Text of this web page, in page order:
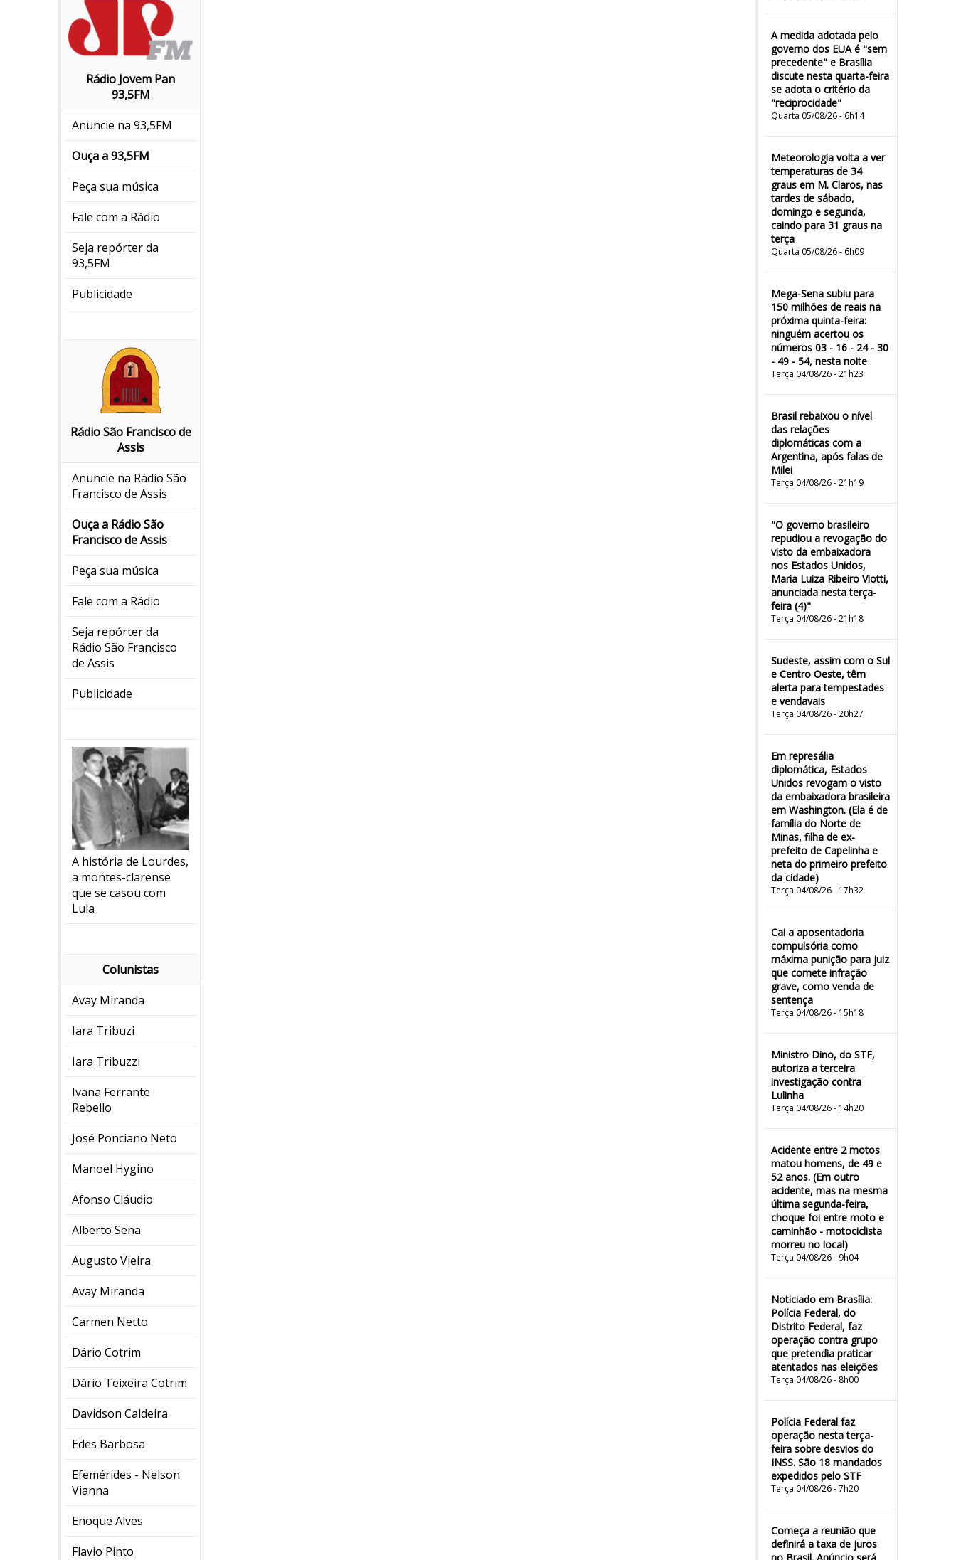
Rádio Jovem Pan
93,5FM
Anuncie na 93,5FM
Ouça a 93,5FM
Peça sua música
Fale com a Rádio
Seja repórter da
93,5FM
Publicidade
Rádio São Francisco de
Assis
Anuncie na Rádio São
Francisco de Assis
Ouça a Rádio São
Francisco de Assis
Peça sua música
Fale com a Rádio
Seja repórter da
Rádio São Francisco
de Assis
Publicidade
A história de Lourdes,
a montes-clarense
que se casou com
Lula
Colunistas
Avay Miranda
Iara Tribuzi
Iara Tribuzzi
Ivana Ferrante
Rebello
José Ponciano Neto
Manoel Hygino
Afonso Cláudio
Alberto Sena
Augusto Vieira
Avay Miranda
Carmen Netto
Dário Cotrim
Dário Teixeira Cotrim
Davidson Caldeira
Edes Barbosa
Efemérides - Nelson
Vianna
Enoque Alves
Flavio Pinto
A medida adotada pelo
governo dos EUA é "sem
precedente" e Brasília
discute nesta quarta-feira
se adota o critério da
"reciprocidade"
Quarta 05/08/26 - 6h14
Meteorologia volta a ver
temperaturas de 34
graus em M. Claros, nas
tardes de sábado,
domingo e segunda,
caindo para 31 graus na
terça
Quarta 05/08/26 - 6h09
Mega-Sena subiu para
150 milhões de reais na
próxima quinta-feira:
ninguém acertou os
números 03 - 16 - 24 - 30
- 49 - 54, nesta noite
Terça 04/08/26 - 21h23
Brasil rebaixou o nível
das relações
diplomáticas com a
Argentina, após falas de
Milei
Terça 04/08/26 - 21h19
"O governo brasileiro
repudiou a revogação do
visto da embaixadora
nos Estados Unidos,
Maria Luiza Ribeiro Viotti,
anunciada nesta terça-
feira (4)"
Terça 04/08/26 - 21h18
Sudeste, assim com o Sul
e Centro Oeste, têm
alerta para tempestades
e vendavais
Terça 04/08/26 - 20h27
Em represália
diplomática, Estados
Unidos revogam o visto
da embaixadora brasileira
em Washington. (Ela é de
família do Norte de
Minas, filha de ex-
prefeito de Capelinha e
neta do primeiro prefeito
da cidade)
Terça 04/08/26 - 17h32
Cai a aposentadoria
compulsória como
máxima punição para juiz
que comete infração
grave, como venda de
sentença
Terça 04/08/26 - 15h18
Ministro Dino, do STF,
autoriza a terceira
investigação contra
Lulinha
Terça 04/08/26 - 14h20
Acidente entre 2 motos
matou homens, de 49 e
52 anos. (Em outro
acidente, mas na mesma
última segunda-feira,
choque foi entre moto e
caminhão - motociclista
morreu no local)
Terça 04/08/26 - 9h04
Noticiado em Brasília:
Polícia Federal, do
Distrito Federal, faz
operação contra grupo
que pretendia praticar
atentados nas eleições
Terça 04/08/26 - 8h00
Polícia Federal faz
operação nesta terça-
feira sobre desvios do
INSS. São 18 mandados
expedidos pelo STF
Terça 04/08/26 - 7h20
Começa a reunião que
definirá a taxa de juros